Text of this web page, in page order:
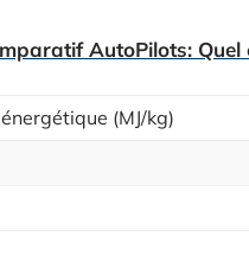
AutoPilots: Quel
(MJ/kg)